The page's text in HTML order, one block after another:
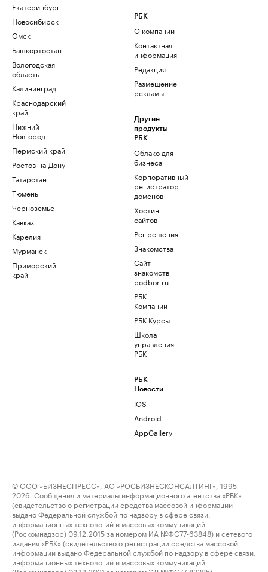
Екатеринбург
Новосибирск
Омск
Башкортостан
Вологодская
область
Калининград
Краснодарский
край
Нижний
Новгород
Пермский край
Ростов-на-Дону
Татарстан
Тюмень
Черноземье
Кавказ
Карелия
Мурманск
Приморский
край
РБК
О компании
Контактная
информация
Редакция
Размещение
рекламы
Другие
продукты
РБК
Облако для
бизнеса
Корпоративный
регистратор
доменов
Хостинг
сайтов
Рег.решения
Знакомства
Сайт
знакомств
podbor.ru
РБК
Компании
РБК Курсы
Школа
управления
РБК
РБК
Новости
iOS
Android
AppGallery
© ООО «БИЗНЕСПРЕСС», АО «РОСБИЗНЕСКОНСАЛТИНГ», 1995–
2026. Сообщения и материалы информационного агентства «РБК»
(свидетельство о регистрации средства массовой информации
выдано Федеральной службой по надзору в сфере связи,
информационных технологий и массовых коммуникаций
(Роскомнадзор) 09.12.2015 за номером ИА №ФС77-63848) и сетевого
издания «РБК» (свидетельство о регистрации средства массовой
информации выдано Федеральной службой по надзору в сфере связи,
информационных технологий и массовых коммуникаций